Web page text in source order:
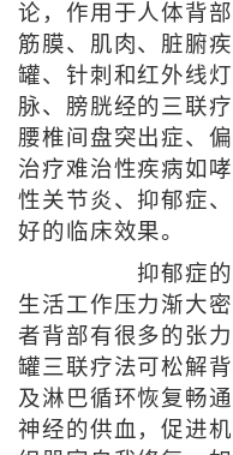
论，作用于人体背
筋膜、肌肉、脏腑
罐、针刺和红外线
脉、膀胱经的三联
腰椎间盘突出症、
治疗难治性疾病如
性关节炎、抑郁症
好的临床效果。
抑郁症的
生活工作压力渐大
者背部有很多的张
罐三联疗法可松解
及淋巴循环恢复畅
神经的供血，促进